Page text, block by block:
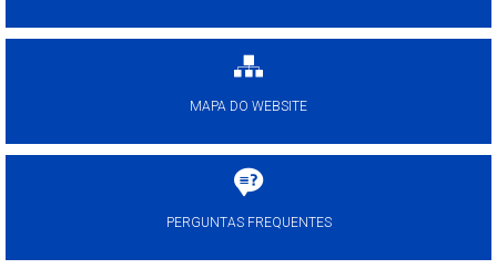
MAPA DO WEBSITE
PERGUNTAS FREQUENTES